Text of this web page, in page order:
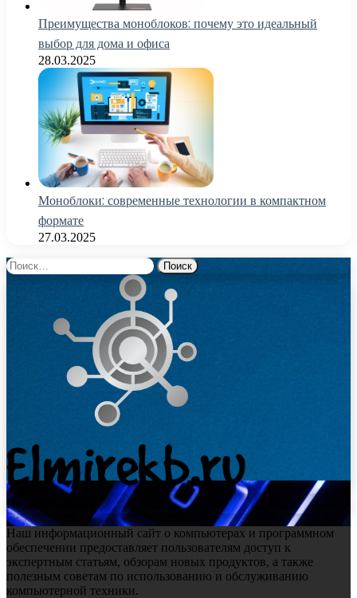
Преимущества моноблоков: почему это идеальный
выбор для дома и офиса
28.03.2025
Моноблоки: современные технологии в компактном
формате
27.03.2025
Найти:
Поделиться
Наш информационный сайт о компьютерах и программном
обеспечении предоставляет пользователям доступ к
экспертным статьям, обзорам новых продуктов, а также
полезным советам по использованию и обслуживанию
компьютерной техники.